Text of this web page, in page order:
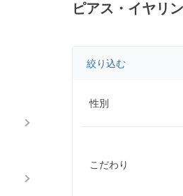
ピアス・イヤリ
絞り込む
性別
こだわり